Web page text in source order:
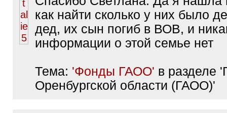
как найти сколько у них было
дед, их сын погиб в ВОВ, и
информации о этой семье нет
Тема: 'Фонды ГАОО' в разделе
Оренбургской области (ГАОО)'